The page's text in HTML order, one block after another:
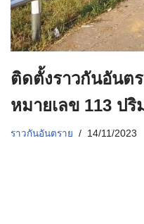
ติดตั้งราวกันอันต
หมายเลข 113 ป
ราวกันอันตราย 14/11/2023